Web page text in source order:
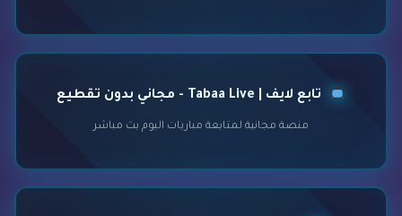
تابع لايف | Tabaa Live - مجاني بدون تقطيع
منصة مجانية لمتابعة مباريات اليوم بث مباشر